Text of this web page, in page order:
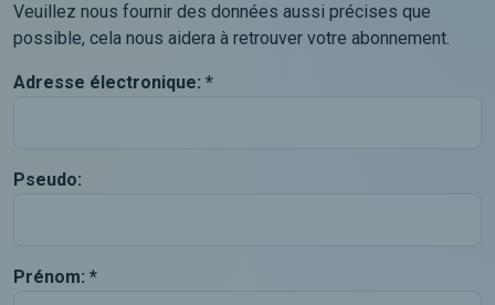
Veuillez nous fournir des données aussi précises que
possible, cela nous aidera à retrouver votre abonnement.
Adresse électronique: *
Pseudo:
Prénom: *